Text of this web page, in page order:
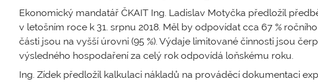
Ekonomický mandatář ČKAIT Ing. Ladislav Motyčka předložil
v letošním roce k 31. srpnu 2018. Měl by odpovídat cca 67 %
části jsou na vyšší úrovni (95 %). Výdaje limitované činnosti jsou
výsledného hospodaření za celý rok odpovídá loňskému roku.
Ing. Zídek předložil kalkulaci nákladů na prováděcí dokumentaci